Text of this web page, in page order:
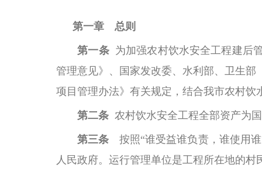
第一章 总则
第一条 为加强农村饮水安全工程建后
管理意见》、国家发改委、水利部、卫生
项目管理办法》有关规定，结合我市农村
第二条 农村饮水安全工程全部资产为
第三条 按照“谁受益谁负责，谁使用
人民政府。 运行管理单位是工程所在地的村